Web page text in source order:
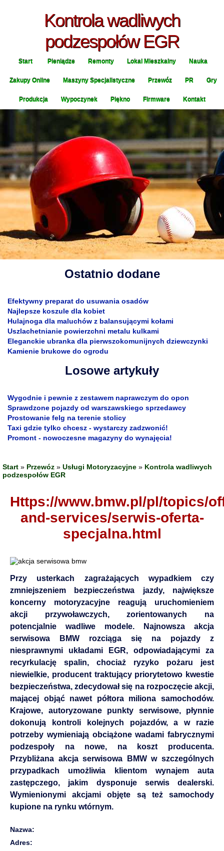
Kontrola wadliwych
podzespołów EGR
Start Pieniądze Remonty Lokal Mieszkalny Nauka
Zakupy Online Maszyny Specjalistyczne Przewóz PR Gry
Produkcja Wypoczynek Piękno Firmware Kontakt
Ostatnio dodane
Efektywny preparat do usuwania osadów
Najlepsze koszule dla kobiet
Hulajnoga dla maluchów z balansującymi kołami
Uszlachetnianie powierzchni metalu kulkami
Eleganckie ubranka dla pierwszokomunijnych dziewczynki
Kamienie brukowe do ogrodu
Losowe artykuły
Wygodnie i pewnie z zestawem naprawczym do opon
Sprawdzone pojazdy od warszawskiego sprzedawcy
Prostowanie felg na terenie stolicy
Taxi gdzie tylko chcesz - wystarczy zadzwonić!
Promont - nowoczesne magazyny do wynajęcia!
Start » Przewóz » Usługi Motoryzacyjne » Kontrola wadliwych
podzespołów EGR
https://www.bmw.pl/pl/topics/offers-
and-services/serwis-oferta-
specjalna.html
Przy usterkach zagrażających wypadkiem czy
zmniejszeniem bezpieczeństwa jazdy, największe
koncerny motoryzacyjne reagują uruchomieniem
akcji przywoławczych, zorientowanych na
potencjalnie wadliwe modele. Najnowsza akcja
serwisowa BMW rozciąga się na pojazdy z
niesprawnymi układami EGR, odpowiadającymi za
recyrkulację spalin, chociaż ryzyko pożaru jest
niewielkie, producent traktujący priorytetowo kwestie
bezpieczeństwa, zdecydował się na rozpoczęcie akcji,
mającej objąć nawet półtora miliona samochodów.
Krajowe, autoryzowane punkty serwisowe, płynnie
dokonują kontroli kolejnych pojazdów, a w razie
potrzeby wymieniają obciążone wadami fabrycznymi
podzespoły na nowe, na koszt producenta.
Przybliżana akcja serwisowa BMW w szczególnych
przypadkach umożliwia klientom wynajem auta
zastępczego, jakim dysponuje serwis dealerski.
Wymienionymi akcjami objęte są też samochody
kupione na rynku wtórnym.
Nazwa:
Adres: